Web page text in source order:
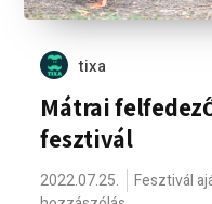
tixa
Mátrai
fesztivál
2022.07.25. Fesztivál